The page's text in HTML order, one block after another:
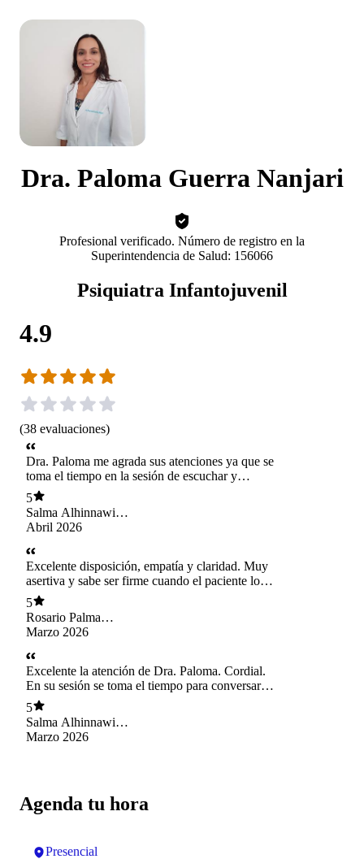
Dra. Paloma Guerra Nanjari
Profesional verificado. Número de registro en la
Superintendencia de Salud: 156066
Psiquiatra Infantojuvenil
4.9
(38 evaluaciones)
Dra. Paloma me agrada sus atenciones ya que se
toma el tiempo en la sesión de escuchar y
enviarme los certificados y recetas de inmediato.
5
Salma Alhinnawi
Diaz
Abril 2026
Excelente disposición, empatía y claridad. Muy
asertiva y sabe ser firme cuando el paciente lo
requiere. Muy amable y de muy buen trato.
5
Rosario Palma
Bravo
Marzo 2026
Excelente la atención de Dra. Paloma. Cordial.
En su sesión se toma el tiempo para conversar
con el paciente. Entrega los certificados y las
recetas a tiempo.
5
Salma Alhinnawi
Diaz
Marzo 2026
Agenda tu hora
Presencial